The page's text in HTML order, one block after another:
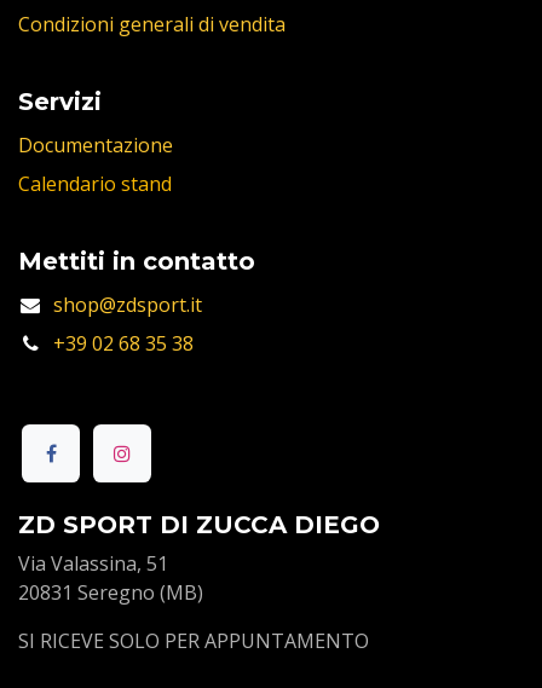
Condizioni generali di vendita
Servizi
Documentazione
Calendario stand
Mettiti in contatto
shop@zdsport.it
+39 02 68 35 38
ZD SPORT DI ZUCCA DIEGO
Via Valassina, 51
20831 Seregno (MB)
SI RICEVE SOLO PER APPUNTAMENTO